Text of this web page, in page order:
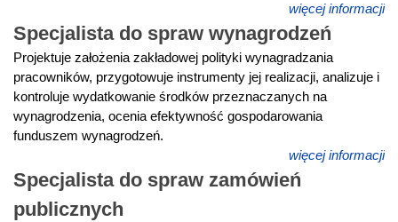
więcej informacji
Specjalista do spraw wynagrodzeń
Projektuje założenia zakładowej polityki wynagradzania
pracowników, przygotowuje instrumenty jej realizacji, analizuje i
kontroluje wydatkowanie środków przeznaczanych na
wynagrodzenia, ocenia efektywność gospodarowania
funduszem wynagrodzeń.
więcej informacji
Specjalista do spraw zamówień
publicznych